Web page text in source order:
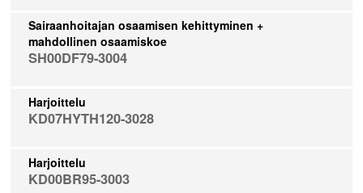
Sairaanhoitajan osaamisen kehittyminen +
mahdollinen osaamiskoe
SH00DF79-3004
Harjoittelu
KD07HYTH120-3028
Harjoittelu
KD00BR95-3003